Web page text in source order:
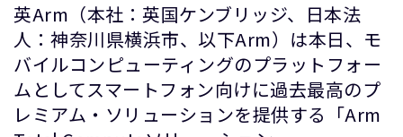
英Arm（本社：英国ケンブリッジ、日本法
人：神奈川県横浜市、以下Arm）は本日、モ
バイルコンピューティングのプラットフォー
ムとしてスマートフォン向けに過去最高のプ
レミアム・ソリューションを提供する「Arm